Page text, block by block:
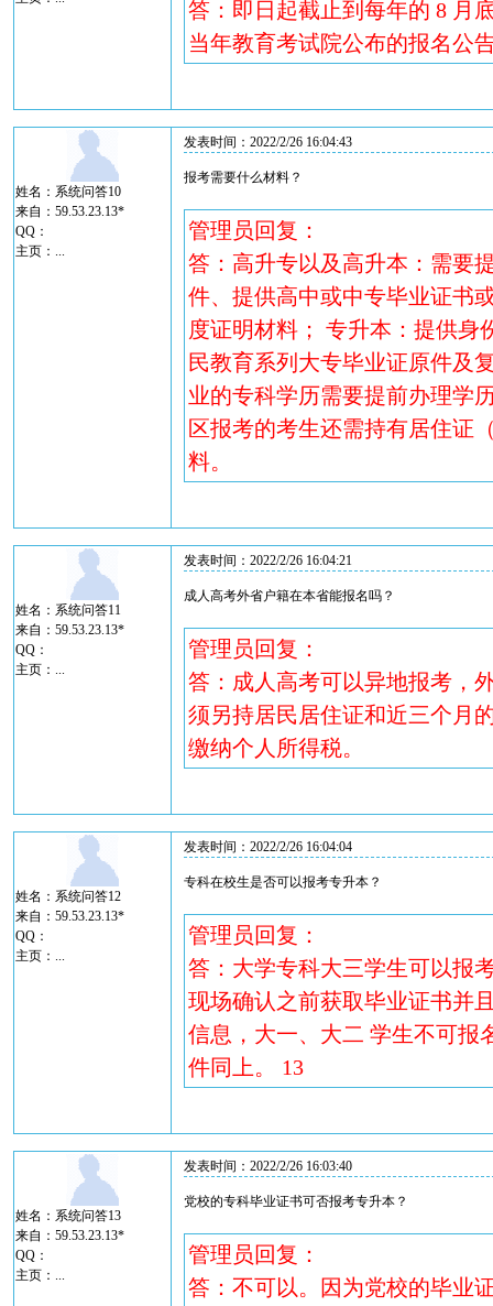
答：即日起截止到每年的 8 月
当年教育考试院公布的报名公
姓名：系统问答10
来自：59.53.23.13*
QQ：
主页： ...
发表时间：2022/2/26 16:04:43
报考需要什么材料？
管理员回复：
答：高升专以及高升本：需要
件、提供高中或中专毕业证书
度证明材料； 专升本：提供身
民教育系列大专毕业证原件及
业的专科学历需要提前办理学
区报考的考生还需持有居住证
料。
姓名：系统问答11
来自：59.53.23.13*
QQ：
主页： ...
发表时间：2022/2/26 16:04:21
成人高考外省户籍在本省能报名吗？
管理员回复：
答：成人高考可以异地报考，
须另持居民居住证和近三个月
缴纳个人所得税。
姓名：系统问答12
来自：59.53.23.13*
QQ：
主页： ...
发表时间：2022/2/26 16:04:04
专科在校生是否可以报考专升本？
管理员回复：
答：大学专科大三学生可以报
现场确认之前获取毕业证书并
信息，大一、大二 学生不可报
件同上。 13
姓名：系统问答13
来自：59.53.23.13*
QQ：
主页： ...
发表时间：2022/2/26 16:03:40
党校的专科毕业证书可否报考专升本？
管理员回复：
答：不可以。因为党校的毕业